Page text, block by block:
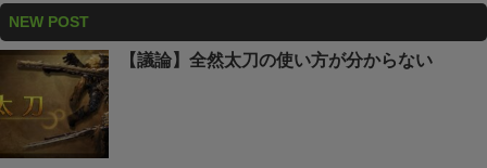
NEW POST
【議論】全然太刀の使い方が分からない